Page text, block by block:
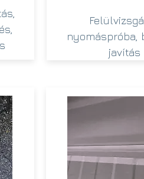
nyomáspróba,
javítás